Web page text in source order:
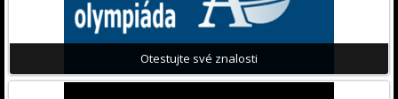
Otestujte své znalosti